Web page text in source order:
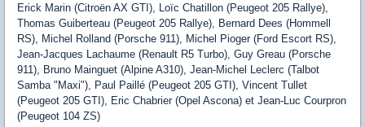
Erick Marin (Citroën AX GTI), Loïc Chatillon (Peugeot 205 Rallye),
Thomas Guiberteau (Peugeot 205 Rallye), Bernard Dees (Hommell
RS), Michel Rolland (Porsche 911), Michel Pioger (Ford Escort RS),
Jean-Jacques Lachaume (Renault R5 Turbo), Guy Greau (Porsche
911), Bruno Mainguet (Alpine A310), Jean-Michel Leclerc (Talbot
Samba "Maxi"), Paul Paillé (Peugeot 205 GTI), Vincent Tullet
(Peugeot 205 GTI), Eric Chabrier (Opel Ascona) et Jean-Luc Courpron
(Peugeot 104 ZS)